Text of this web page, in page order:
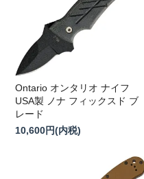
Ontario オンタリオ ナイフ
USA製 ノナ フィックスド ブ
レード
10,600円(内税)